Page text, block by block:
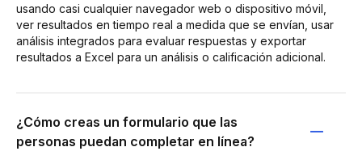
usando casi cualquier navegador web o dispositivo móvil,
ver resultados en tiempo real a medida que se envían, usar
análisis integrados para evaluar respuestas y exportar
resultados a Excel para un análisis o calificación adicional.
¿Cómo creas un formulario que las
personas puedan completar en línea?